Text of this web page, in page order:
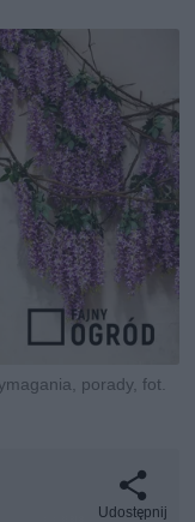
porady, fot.
Udostępnij